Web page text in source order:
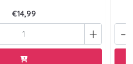
€14,99
+ -